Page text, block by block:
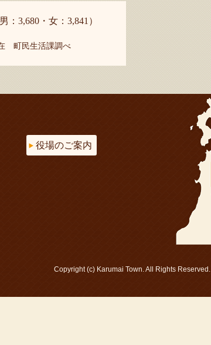
：3,680・女：3,841）
町民生活課調べ
役場のご案内
Copyright (c) Karumai Town. All Rights Reserved.